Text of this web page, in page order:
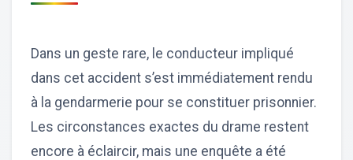
Dans un geste rare, le conducteur impliqué
dans cet accident s’est immédiatement rendu
à la gendarmerie pour se constituer prisonnier.
Les circonstances exactes du drame restent
encore à éclaircir, mais une enquête a été